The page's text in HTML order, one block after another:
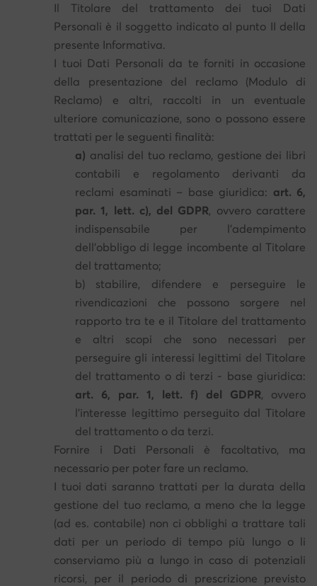
Il Titolare del trattamento dei tuoi Dati
Personali è il soggetto indicato al punto II della
presente Informativa.
I tuoi Dati Personali da te forniti in occasione
della presentazione del reclamo (Modulo di
Reclamo) e altri, raccolti in un eventuale
ulteriore comunicazione, sono o possono essere
trattati per le seguenti finalità:
a) analisi del tuo reclamo, gestione dei libri
contabili e regolamento derivanti da
reclami esaminati – base giuridica: art. 6,
par. 1, lett. c), del GDPR, ovvero carattere
indispensabile per l'adempimento
dell'obbligo di legge incombente al Titolare
del trattamento;
b) stabilire, difendere e perseguire le
rivendicazioni che possono sorgere nel
rapporto tra te e il Titolare del trattamento
e altri scopi che sono necessari per
perseguire gli interessi legittimi del Titolare
del trattamento o di terzi - base giuridica:
art. 6, par. 1, lett. f) del GDPR, ovvero
l'interesse legittimo perseguito dal Titolare
del trattamento o da terzi.
Fornire i Dati Personali è facoltativo, ma
necessario per poter fare un reclamo.
I tuoi dati saranno trattati per la durata della
gestione del tuo reclamo, a meno che la legge
(ad es. contabile) non ci obblighi a trattare tali
dati per un periodo di tempo più lungo o li
conserviamo più a lungo in caso di potenziali
ricorsi, per il periodo di prescrizione previsto